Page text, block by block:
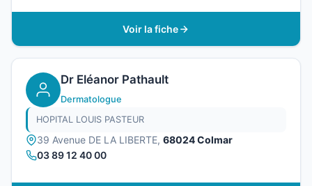
Voir la fiche
Dr Eléanor Pathault
Dermatologue
HOPITAL LOUIS PASTEUR
39 Avenue DE LA LIBERTE, 68024 Colmar
03 89 12 40 00